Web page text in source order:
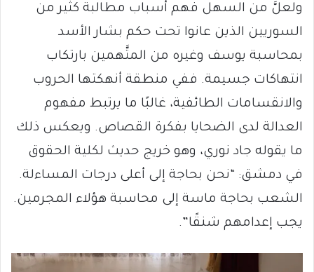
ولعلَّ من السهل فهم أسباب مطالبة كثير من
السوريين الذين عانوا تحت حكم بشار الأسد
بمحاسبة يوسف وغيره من المتَّهمين بارتكاب
انتهاكات جسيمة. ففي منطقة أنهكتها الحروب
والانقسامات الطائفية، غالبًا ما يرتبط مفهوم
العدالة لدى الضحايا بفكرة القصاص. ويعكس ذلك
ما يقوله جاد نوري، وهو خريج حديث لكلية الحقوق
في دمشق: “نحن بحاجة إلى أعلى درجات المساءلة.
الشعب بحاجة ماسة إلى محاسبة هؤلاء المجرمين.
يجب إعدامهم شنقًا”.